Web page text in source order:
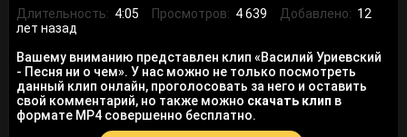
Длительность: 4:05 Просмотров: 4 639 Добавлено: 12
лет назад
Вашему вниманию представлен клип «Василий Уриевский
- Песня ни о чем». У нас можно не только посмотреть
данный клип онлайн, проголосовать за него и оставить
свой комментарий, но также можно скачать клип в
формате MP4 совершенно бесплатно.